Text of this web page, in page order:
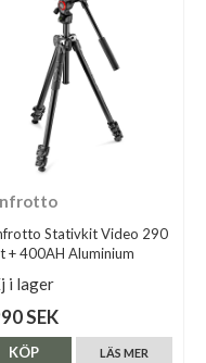
Stativkit Video 290
+ 400AH Aluminium
i lager
SEK
LÄS MER
KÖP